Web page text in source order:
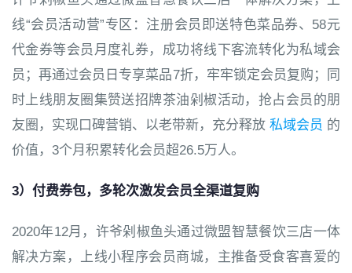
线“会员活动营”专区：注册会员即送特色菜品券、58元
代金券等会员月度礼券，成功将线下客流转化为私域会
员；再通过会员日专享菜品7折，牢牢锁定会员复购；同
时上线朋友圈集赞送招牌茶油剁椒活动，抢占会员的朋
友圈，实现口碑营销、以老带新，充分释放 私域会员 的
价值，3个月积累转化会员超26.5万人。
3）付费券包，多轮次激发会员全渠道复购
2020年12月，许爷剁椒鱼头通过微盟智慧餐饮三店一体
解决方案，上线小程序会员商城，主推备受食客喜爱的